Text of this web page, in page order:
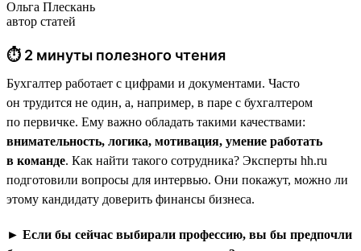
Ольга Плескань
автор статей
⏱ 2 минуты полезного чтения
Бухгалтер работает с цифрами и документами. Часто
он трудится не один, а, например, в паре с бухгалтером
по первичке. Ему важно обладать такими качествами:
внимательность, логика, мотивация, умение работать
в команде. Как найти такого сотрудника? Эксперты hh.ru
подготовили вопросы для интервью. Они покажут, можно ли
этому кандидату доверить финансы бизнеса.
► Если бы сейчас выбирали профессию, вы бы предпочли